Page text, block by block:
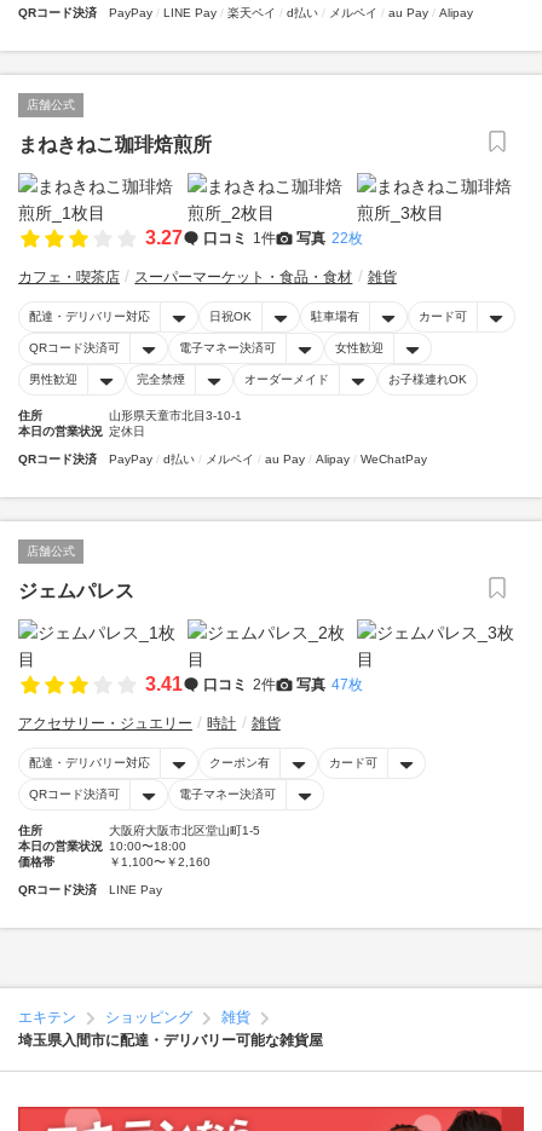
QRコード決済 PayPay LINE Pay 楽天ペイ d払い メルペイ au Pay Alipay
店舗公式
まねきねこ珈琲焙煎所
3.27 口コミ 1件 写真 22枚
カフェ・喫茶店 スーパーマーケット・食品・食材 雑貨
配達・デリバリー対応 日祝OK 駐車場有 カード可
QRコード決済可 電子マネー決済可 女性歓迎
男性歓迎 完全禁煙 オーダーメイド お子様連れOK
住所
山形県天童市北目3-10-1
本日の営業状況 定休日
QRコード決済 PayPay d払い メルペイ au Pay Alipay WeChatPay
店舗公式
ジェムパレス
3.41 口コミ 2件 写真 47枚
アクセサリー・ジュエリー 時計 雑貨
配達・デリバリー対応 クーポン有 カード可
QRコード決済可 電子マネー決済可
住所
大阪府大阪市北区堂山町1-5
本日の営業状況 10:00〜18:00
価格帯
￥1,100〜￥2,160
QRコード決済 LINE Pay
エキテン ショッピング
雑貨
埼玉県入間市に配達・デリバリー可能な雑貨屋